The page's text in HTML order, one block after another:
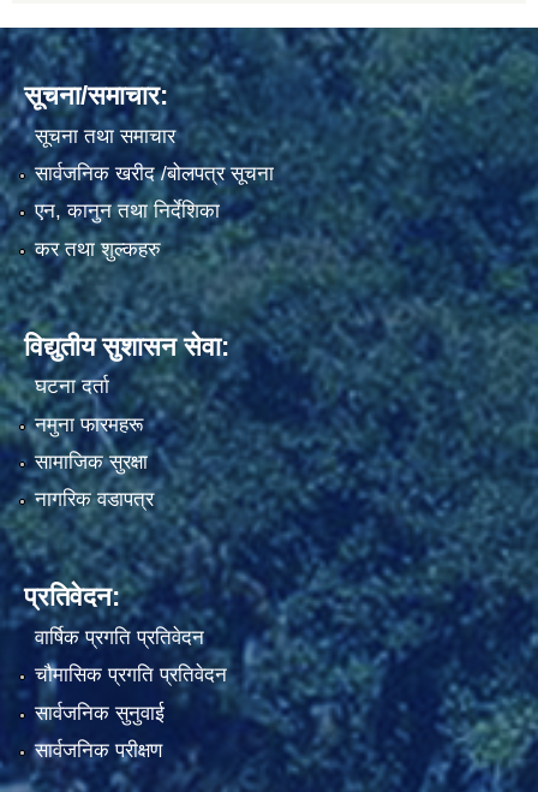
सूचना/समाचार:
सूचना तथा समाचार
सार्वजनिक खरीद /बोलपत्र सूचना
एन, कानुन तथा निर्देशिका
कर तथा शुल्कहरु
विद्युतीय सुशासन सेवा:
घटना दर्ता
नमुना फारमहरू
सामाजिक सुरक्षा
नागरिक वडापत्र
प्रतिवेदन:
वार्षिक प्रगति प्रतिवेदन
चौमासिक प्रगति प्रतिवेदन
सार्वजनिक सुनुवाई
सार्वजनिक परीक्षण